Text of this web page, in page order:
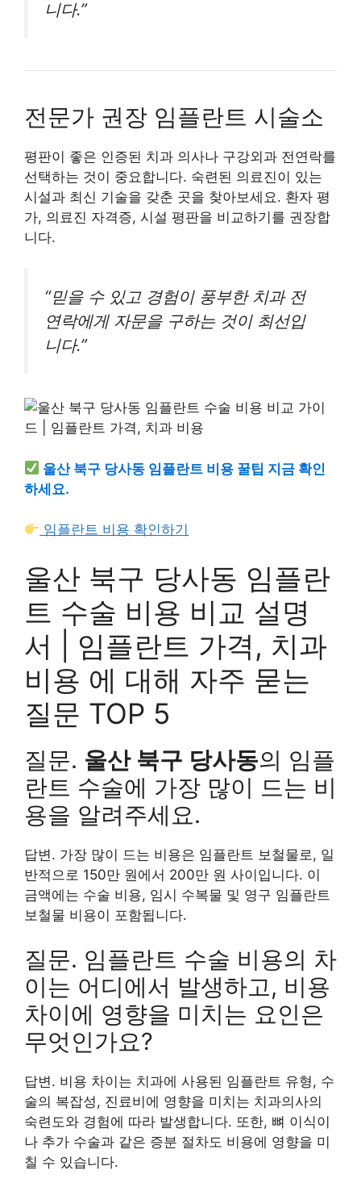
니다.”
전문가 권장 임플란트 시술소
평판이 좋은 인증된 치과 의사나 구강외과 전연락를
선택하는 것이 중요합니다. 숙련된 의료진이 있는
시설과 최신 기술을 갖춘 곳을 찾아보세요. 환자 평
가, 의료진 자격증, 시설 평판을 비교하기를 권장합
니다.
“믿을 수 있고 경험이 풍부한 치과 전
연락에게 자문을 구하는 것이 최선입
니다.”
울산 북구 당사동 임플란트 비용 꿀팁 지금 확인
하세요.
임플란트 비용 확인하기
울산 북구 당사동 임플란
트 수술 비용 비교 설명
서 | 임플란트 가격, 치과
비용 에 대해 자주 묻는
질문 TOP 5
질문. 울산 북구 당사동의 임플
란트 수술에 가장 많이 드는 비
용을 알려주세요.
답변. 가장 많이 드는 비용은 임플란트 보철물로, 일
반적으로 150만 원에서 200만 원 사이입니다. 이
금액에는 수술 비용, 임시 수복물 및 영구 임플란트
보철물 비용이 포함됩니다.
질문. 임플란트 수술 비용의 차
이는 어디에서 발생하고, 비용
차이에 영향을 미치는 요인은
무엇인가요?
답변. 비용 차이는 치과에 사용된 임플란트 유형, 수
술의 복잡성, 진료비에 영향을 미치는 치과의사의
숙련도와 경험에 따라 발생합니다. 또한, 뼈 이식이
나 추가 수술과 같은 증분 절차도 비용에 영향을 미
칠 수 있습니다.